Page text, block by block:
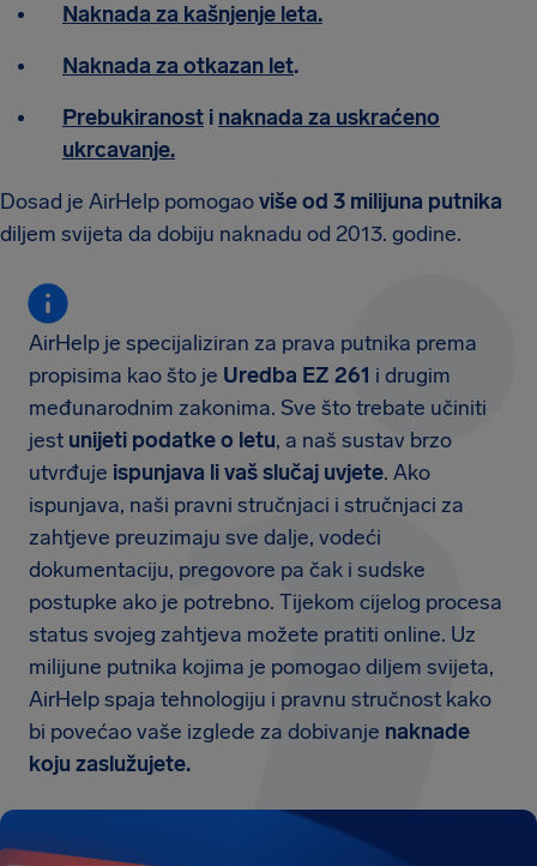
Naknada za kašnjenje leta.
Naknada za otkazan let.
Prebukiranost i naknada za uskraćeno
ukrcavanje.
Dosad je AirHelp pomogaoviše od 3 milijuna putnika
diljem svijeta da dobiju naknadu od 2013. godine.
AirHelp je specijaliziran za prava putnika prema
propisima kao što je Uredba EZ 261 i drugim
međunarodnim zakonima. Sve što trebate učiniti
jest unijeti podatke o letu, a naš sustav brzo
utvrđuje ispunjava li vaš slučaj uvjete. Ako
ispunjava, naši pravni stručnjaci i stručnjaci za
zahtjeve preuzimaju sve dalje, vodeći
dokumentaciju, pregovore pa čak i sudske
postupke ako je potrebno. Tijekom cijelog procesa
status svojeg zahtjeva možete pratiti online. Uz
milijune putnika kojima je pomogao diljem svijeta,
AirHelp spaja tehnologiju i pravnu stručnost kako
bi povećao vaše izglede za dobivanje naknade
koju zaslužujete.